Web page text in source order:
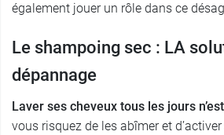
également jouer un rôle dans ce
Le shampoing sec : LA
dépannage
Laver ses cheveux tous les jours
vous risquez de les abîmer et